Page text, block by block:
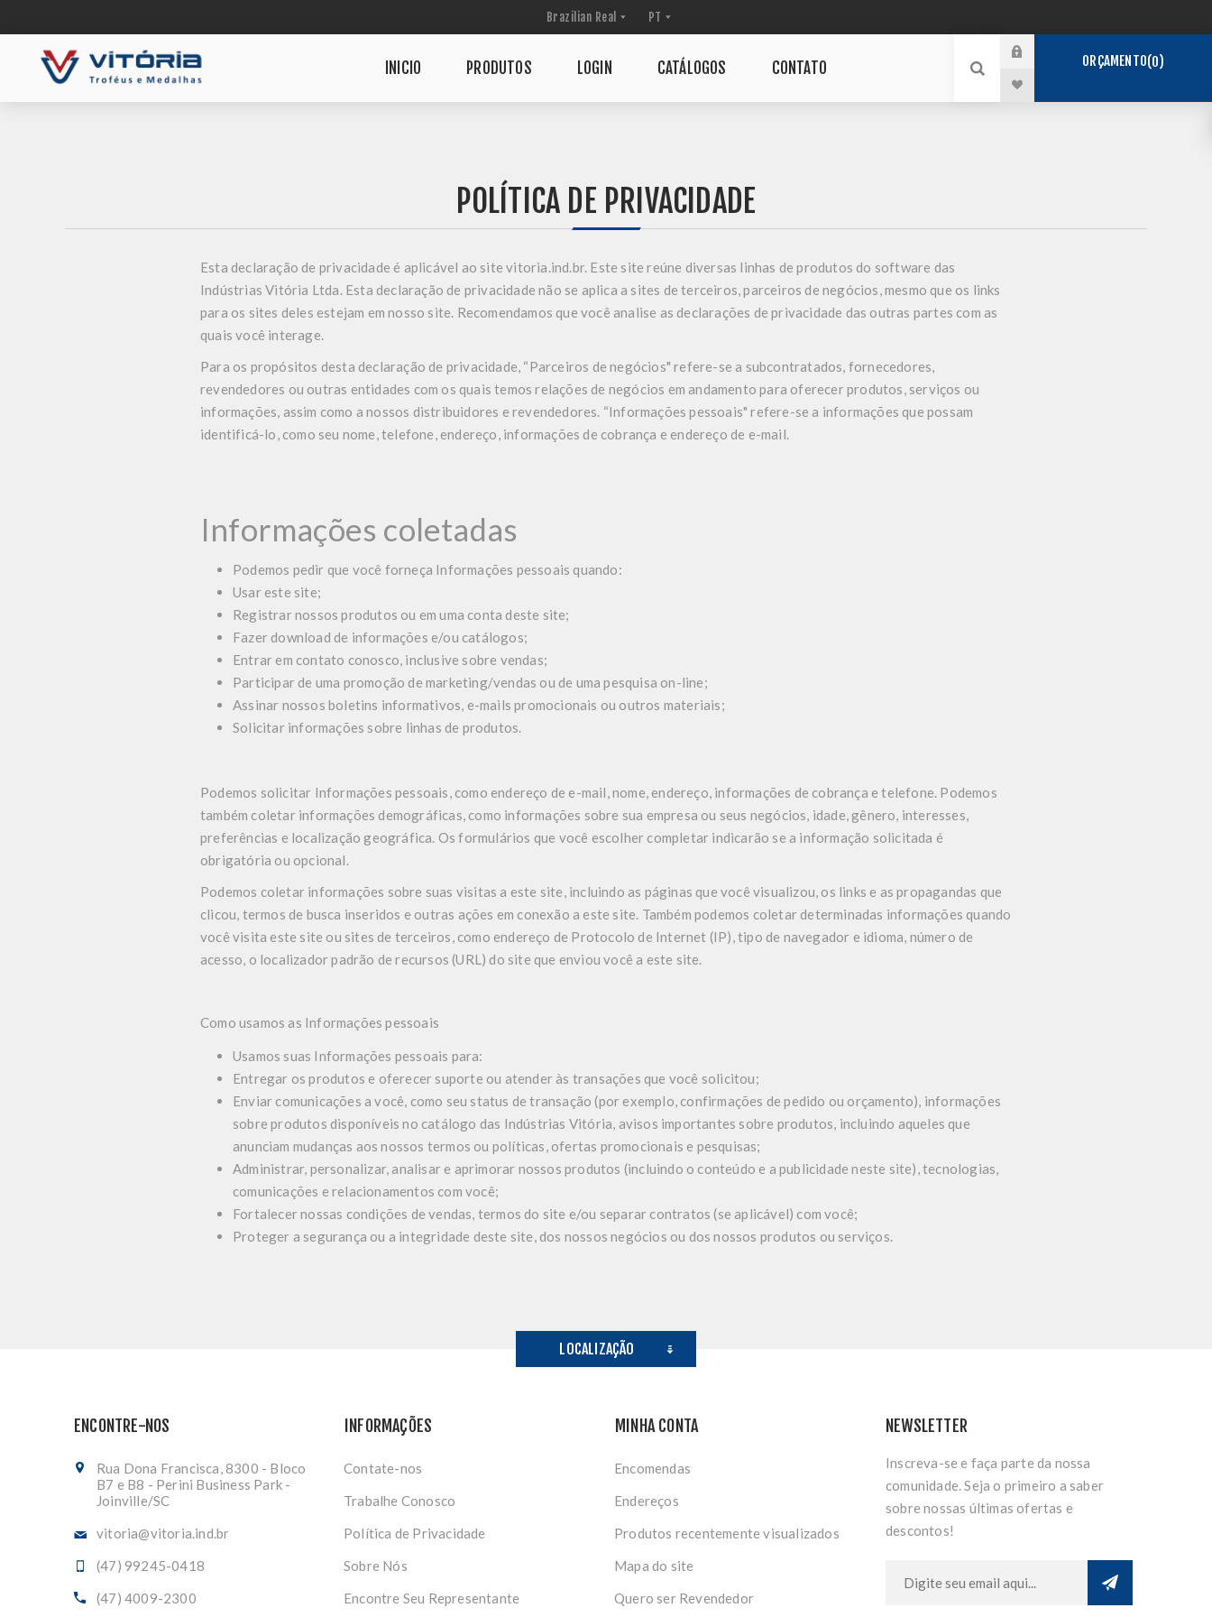
INICIO PRODUTOS LOGIN CATÁLOGOS CONTATO ORÇAMENTO 0
POLÍTICA DE PRIVACIDADE
Esta declaração de privacidade é aplicável ao site vitoria.ind.br. Este site reúne diversas linhas de produtos do software das
Indústrias Vitória Ltda. Esta declaração de privacidade não se aplica a sites de terceiros, parceiros de negócios, mesmo que os links
para os sites deles estejam em nosso site. Recomendamos que você analise as declarações de privacidade das outras partes com as
quais você interage.
Para os propósitos desta declaração de privacidade, “Parceiros de negócios" refere-se a subcontratados, fornecedores,
revendedores ou outras entidades com os quais temos relações de negócios em andamento para oferecer produtos, serviços ou
informações, assim como a nossos distribuidores e revendedores. “Informações pessoais" refere-se a informações que possam
identificá-lo, como seu nome, telefone, endereço, informações de cobrança e endereço de e-mail.
Informações coletadas
Podemos pedir que você forneça Informações pessoais quando:
Usar este site;
Registrar nossos produtos ou em uma conta deste site;
Fazer download de informações e/ou catálogos;
Entrar em contato conosco, inclusive sobre vendas;
Participar de uma promoção de marketing/vendas ou de uma pesquisa on-line;
Assinar nossos boletins informativos, e-mails promocionais ou outros materiais;
Solicitar informações sobre linhas de produtos.
Podemos solicitar Informações pessoais, como endereço de e-mail, nome, endereço, informações de cobrança e telefone. Podemos
também coletar informações demográficas, como informações sobre sua empresa ou seus negócios, idade, gênero, interesses,
preferências e localização geográfica. Os formulários que você escolher completar indicarão se a informação solicitada é
obrigatória ou opcional.
Podemos coletar informações sobre suas visitas a este site, incluindo as páginas que você visualizou, os links e as propagandas que
clicou, termos de busca inseridos e outras ações em conexão a este site. Também podemos coletar determinadas informações quando
você visita este site ou sites de terceiros, como endereço de Protocolo de Internet (IP), tipo de navegador e idioma, número de
acesso, o localizador padrão de recursos (URL) do site que enviou você a este site.
Como usamos as Informações pessoais
Usamos suas Informações pessoais para:
Entregar os produtos e oferecer suporte ou atender às transações que você solicitou;
Enviar comunicações a você, como seu status de transação (por exemplo, confirmações de pedido ou orçamento), informações
sobre produtos disponíveis no catálogo das Indústrias Vitória, avisos importantes sobre produtos, incluindo aqueles que
anunciam mudanças aos nossos termos ou políticas, ofertas promocionais e pesquisas;
Administrar, personalizar, analisar e aprimorar nossos produtos (incluindo o conteúdo e a publicidade neste site), tecnologias,
comunicações e relacionamentos com você;
Fortalecer nossas condições de vendas, termos do site e/ou separar contratos (se aplicável) com você;
Proteger a segurança ou a integridade deste site, dos nossos negócios ou dos nossos produtos ou serviços.
LOCALIZAÇÃO
ENCONTRE-NOS
Rua Dona Francisca, 8300 - Bloco
B7 e B8 - Perini Business Park -
Joinville/SC
vitoria@vitoria.ind.br
(47) 99245-0418
(47) 4009-2300
INFORMAÇÕES
Contate-nos
Trabalhe Conosco
Política de Privacidade
Sobre Nós
Encontre Seu Representante
MINHA CONTA
Encomendas
Endereços
Produtos recentemente visualizados
Mapa do site
Quero ser Revendedor
NEWSLETTER
Inscreva-se e faça parte da nossa
comunidade. Seja o primeiro a saber
sobre nossas últimas ofertas e
descontos!